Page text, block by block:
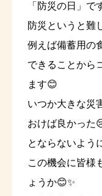
「防災の日」で
防災というと難
例えば備蓄用の
できることから
ます😊
いつか大きな災
おけば良かった
とならないよう
この機会に皆様
ょうか😊✨